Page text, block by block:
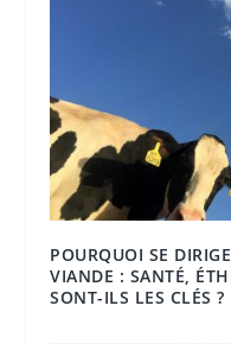
POURQUOI SE
VIANDE : SANTÉ,
SONT-ILS LES CLÉS ?